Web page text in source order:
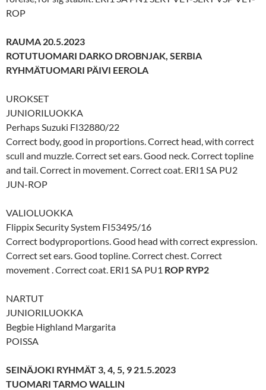
ROP
RAUMA 20.5.2023
ROTUTUOMARI DARKO DROBNJAK, SERBIA
RYHMÄTUOMARI PÄIVI EEROLA
UROKSET
JUNIORILUOKKA
Perhaps Suzuki FI32880/22
Correct body, good in proportions. Correct head, with correct
scull and muzzle. Correct set ears. Good neck. Correct topline
and tail. Correct in movement. Correct coat. ERI1 SA PU2
JUN-ROP
VALIOLUOKKA
Flippix Security System FI53495/16
Correct bodyproportions. Good head with correct expression.
Correct set ears. Good topline. Correct chest. Correct
movement . Correct coat. ERI1 SA PU1 ROP RYP2
NARTUT
JUNIORILUOKKA
Begbie Highland Margarita
POISSA
SEINÄJOKI RYHMÄT 3, 4, 5, 9 21.5.2023
TUOMARI TARMO WALLIN